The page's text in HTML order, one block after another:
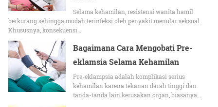
Selama kehamilan, resistensi wanita hamil
berkurang sehingga mudah terinfeksi oleh penyakit menular seksual.
Khususnya, konsekuensi…
Bagaimana Cara Mengobati Pre-
eklamsia Selama Kehamilan
Pre-eklampsia adalah komplikasi serius
kehamilan karena tekanan darah tinggi dan
tanda-tanda lain kerusakan organ, biasanya…